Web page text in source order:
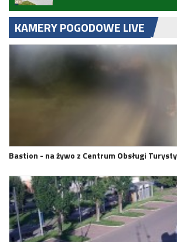
KAMERY POGODOWE LIVE
Bastion - na żywo z Centrum Obsługi